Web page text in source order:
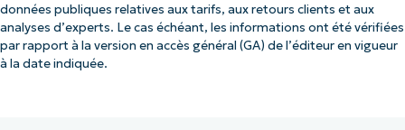
données publiques relatives aux tarifs, aux retours clients et aux
analyses d’experts. Le cas échéant, les informations ont été vérifiées
par rapport à la version en accès général (GA) de l’éditeur en vigueur
à la date indiquée.